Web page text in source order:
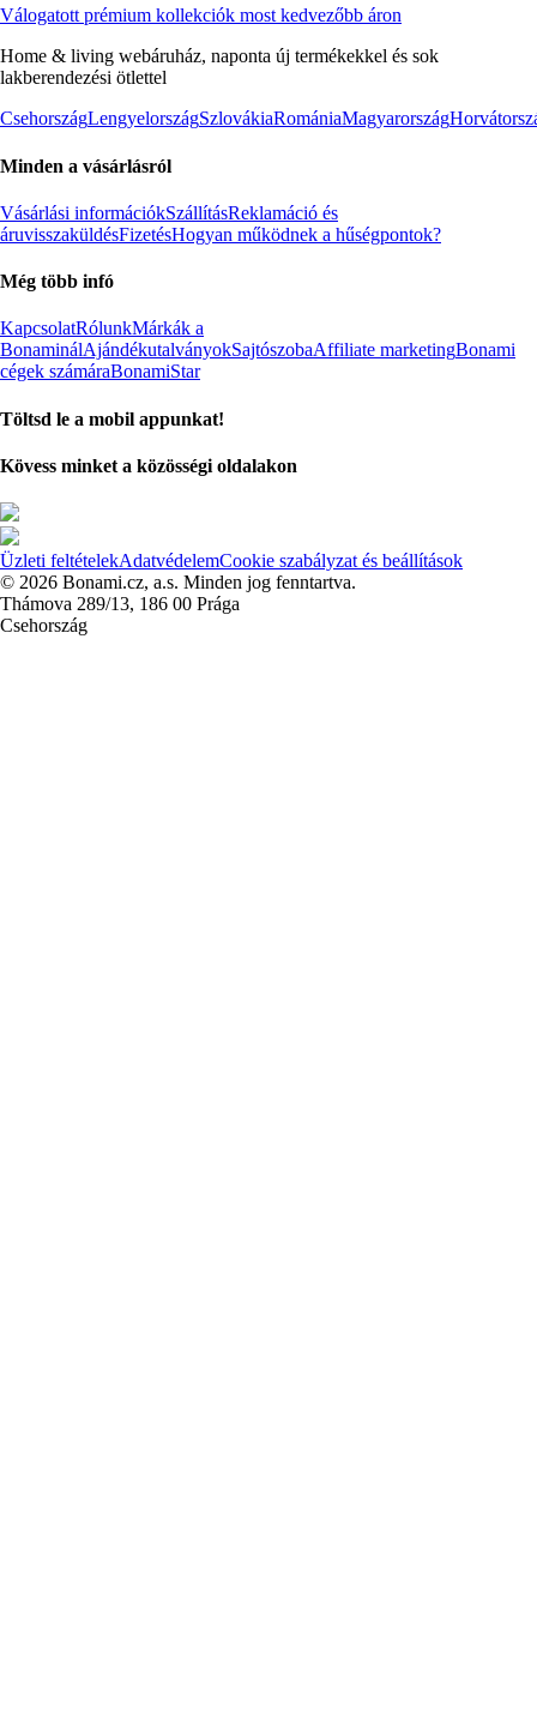
Válogatott prémium kollekciók most kedvezőbb áron
Home & living webáruház, naponta új termékekkel és sok
lakberendezési ötlettel
CsehországLengyelországSzlovákiaRomániaMagyarország
Minden a vásárlásról
Vásárlási információkSzállításReklamáció és
áruvisszaküldésFizetésHogyan működnek a hűségpontok?
Még több infó
KapcsolatRólunkMárkák a
BonaminálAjándékutalványokSajtószobaAffiliate marketingBonami
cégek számáraBonamiStar
Töltsd le a mobil appunkat!
Kövess minket a közösségi oldalakon
Üzleti feltételekAdatvédelemCookie szabályzat és beállítások
© 2026 Bonami.cz, a.s. Minden jog fenntartva.
Thámova 289/13, 186 00 Prága
Csehország